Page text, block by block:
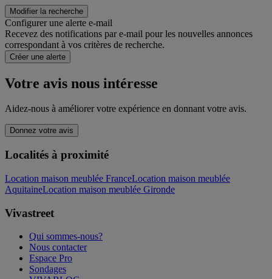
Modifier la recherche
Configurer une alerte e-mail
Recevez des notifications par e-mail pour les nouvelles annonces
correspondant à vos critères de recherche.
Créer une alerte
Votre avis nous intéresse
Aidez-nous à améliorer votre expérience en donnant votre avis.
Donnez votre avis
Localités à proximité
Location maison meublée FranceLocation maison meublée
AquitaineLocation maison meublée Gironde
Vivastreet
Qui sommes-nous?
Nous contacter
Espace Pro
Sondages